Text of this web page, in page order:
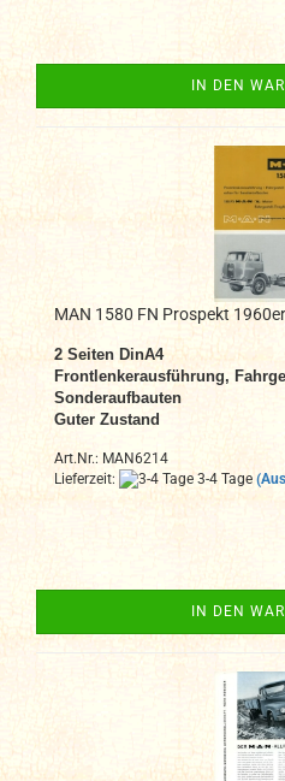
IN DEN
MAN 1580 FN Prospekt
2 Seiten DinA4
Frontlenkerausführung,
Sonderaufbauten
Guter Zustand
Art.Nr.: MAN6214
Lieferzeit:
3-4 Tage
IN DEN